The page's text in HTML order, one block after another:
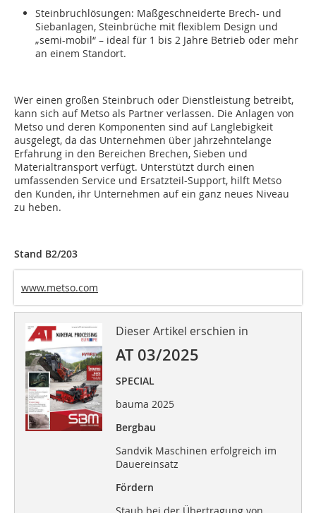
Steinbruchlösungen: Maßgeschneiderte Brech- und
Siebanlagen, Steinbrüche mit flexiblem Design und
„semi-mobil“ – ideal für 1 bis 2 Jahre Betrieb oder mehr
an einem Standort.
Wer einen großen Steinbruch oder Dienstleistung betreibt,
kann sich auf Metso als Partner verlassen. Die Anlagen von
Metso und deren Komponenten sind auf Langlebigkeit
ausgelegt, da das Unternehmen über jahrzehntelange
Erfahrung in den Bereichen Brechen, Sieben und
Materialtransport verfügt. Unterstützt durch einen
umfassenden Service und Ersatzteil-Support, hilft Metso
den Kunden, ihr Unternehmen auf ein ganz neues Niveau
zu heben.
Stand B2/203
www.metso.com
Dieser Artikel erschien in
AT 03/2025
SPECIAL
bauma 2025
Bergbau
Sandvik Maschinen erfolgreich im
Dauereinsatz
Fördern